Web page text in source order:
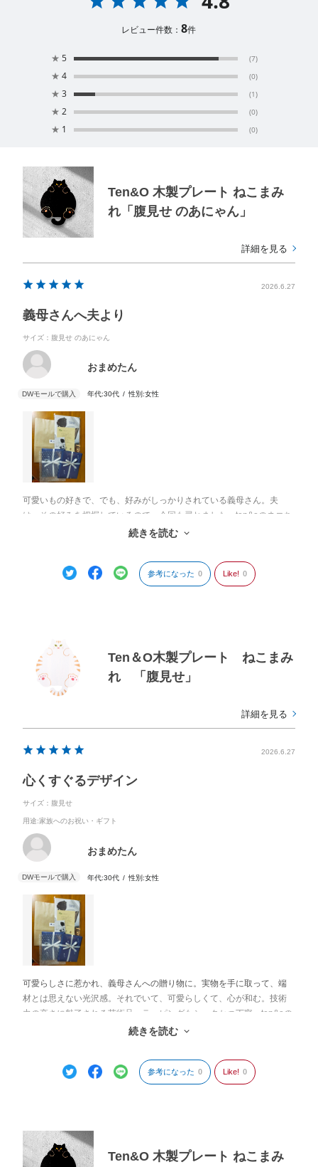
レビュー件数：8件
★ 5 (7)
★ 4 (0)
★ 3 (1)
★ 2 (0)
★ 1 (0)
Ten&O 木製プレート ねこまみ
れ「腹見せ のあにゃん」
詳細を見る
2026.6.27
義母さんへ夫より
サイズ：腹見せ のあにゃん
おまめたん
年代:30代 性別:女性
可愛いもの好きで、でも、好みがしっかりされている義母さん。夫
は、その好みを把握しているので、今回も尋ねました。ten&oのネコち
ゃんシリーズから、真っ先に腹見せのあにゃんを「かわいい」と。す
続きを読む
参考になった 0 Like! 0
Ten＆O木製プレート ねこまみ
れ 「腹見せ」
詳細を見る
2026.6.27
心くすぐるデザイン
サイズ：腹見せ
用途:家族へのお祝い・ギフト
おまめたん
年代:30代 性別:女性
可愛らしさに惹かれ、義母さんへの贈り物に。実物を手に取って、端
材とは思えない光沢感。それでいて、可愛らしくて、心が和む。技術
力の高さに魅了される芸術品。ラッピングもシックかつ丁寧。ten&oの
パンプレットが品よく添えられていて、生産者さんの想いが伝わって
続きを読む
参考になった 0 Like! 0
Ten&O 木製プレート ねこまみ